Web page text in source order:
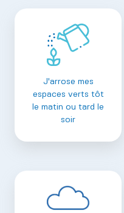
J'arrose mes
espaces verts tôt
le matin ou tard le
soir